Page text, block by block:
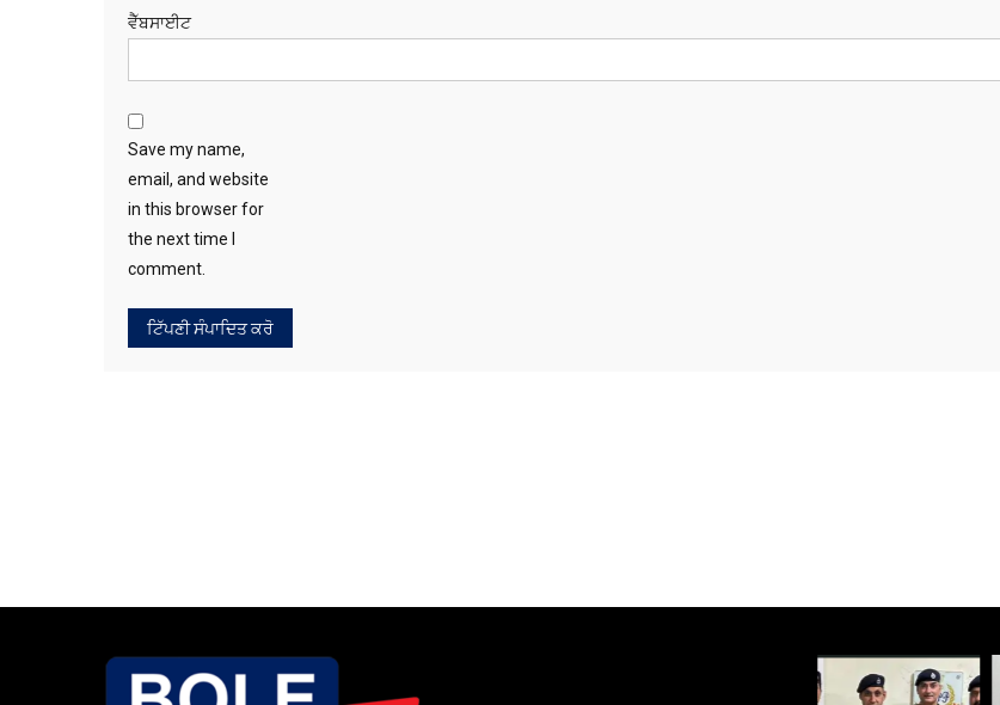
ਵੈੱਬਸਾਈਟ
Save my name,
email, and website
in this browser for
the next time I
comment.